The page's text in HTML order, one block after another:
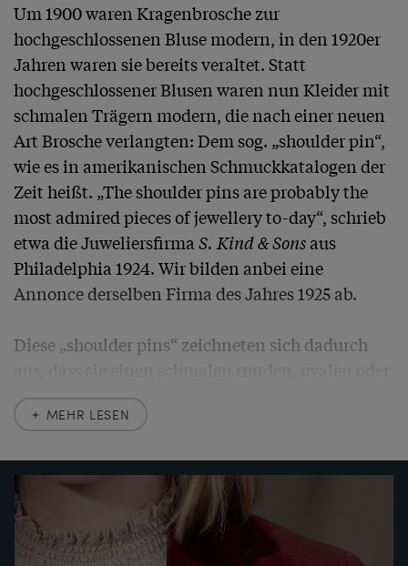
Um 1900 waren Kragenbrosche zur
hochgeschlossenen Bluse modern, in den 1920er
Jahren waren sie bereits veraltet. Statt
hochgeschlossener Blusen waren nun Kleider mit
schmalen Trägern modern, die nach einer neuen
Art Brosche verlangten: Dem sog. „shoulder pin“,
wie es in amerikanischen Schmuckkatalogen der
Zeit heißt. „The shoulder pins are probably the
most admired pieces of jewellery to-day“, schrieb
etwa die Juweliersfirma S. Kind & Sons aus
Philadelphia 1924. Wir bilden anbei eine
Annonce derselben Firma des Jahres 1925 ab.
Diese „shoulder pins“ zeichneten sich dadurch
Freiraum besitzen, durch den der seidene Träger
Fotografie der Schauspielerin und Ziegfeld Follies
Revuetänzerin Betty Compton aus den 1920er
Jahren etwa illustriert die Kleidsamkeit einer
solchen Brosche wunderbar (vgl. letztes Foto).
MEHR LESEN